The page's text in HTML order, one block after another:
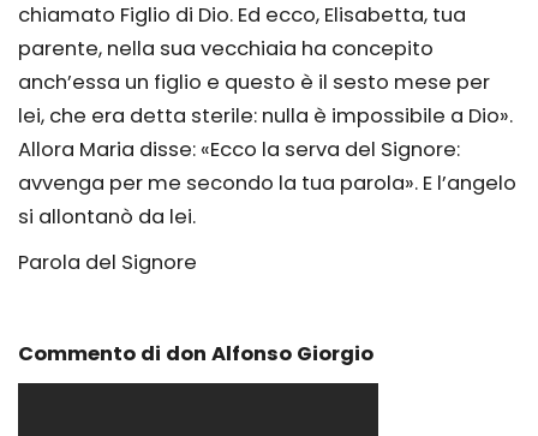
chiamato Figlio di Dio. Ed ecco, Elisabetta, tua
parente, nella sua vecchiaia ha concepito
anch’essa un figlio e questo è il sesto mese per
lei, che era detta sterile: nulla è impossibile a Dio».
Allora Maria disse: «Ecco la serva del Signore:
avvenga per me secondo la tua parola». E l’angelo
si allontanò da lei.
Parola del Signore
Commento di don Alfonso Giorgio